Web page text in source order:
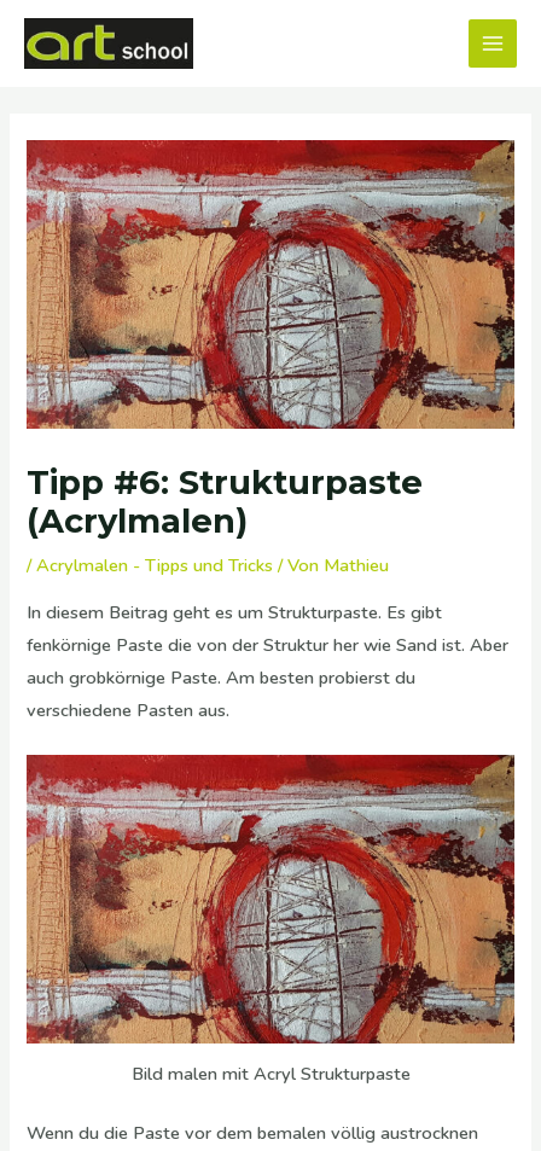
Zum
Inhalt
Tipp #6: Strukturpaste
(Acrylmalen)
/Acrylmalen - Tipps und Tricks / Von Mathieu
In diesem Beitrag geht es umStrukturpaste. Es gibt
fenkörnige Paste die von der Struktur her wie Sand ist. Aber
auch grobkörnige Paste. Am besten probierst du
verschiedene Pasten aus.
Bild malen mit Acryl Strukturpaste
Wenn du die Paste vor dem bemalen völlig austrocknen